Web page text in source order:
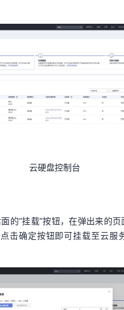
云硬盘控制台
的“挂载”按钮，在弹出来的
击确定按钮即可挂载至云服